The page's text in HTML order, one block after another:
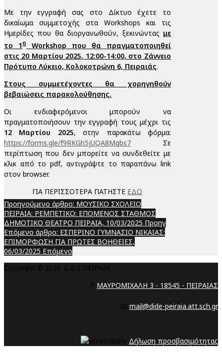
Με την εγγραφή σας στο Δίκτυο έχετε το
δικαίωμα συμμετοχής στα Workshops και τις
Ημερίδες που θα διοργανωθούν, ξεκινώντας με
το 1 ο
Workshop που θα πραγματοποιηθεί
στις 20 Μαρτίου 2025, 12:00-14:00, στο Ζάννειο
Πρότυπο Λύκειο, Κολοκοτρώνη 6, Πειραιάς.
Στους συμμετέχοντες θα χορηγηθούν
βεβαιώσεις παρακολούθησης.
Οι ενδιαφερόμενοι μπορούν να
πραγματοποιήσουν την εγγραφή τους μέχρι τις
12 Μαρτίου 2025, στην παρακάτω φόρμα:
https://forms.gle/f9RKGh5jUQA8Mqbs7 Σε
περίπτωση που δεν μπορείτε να συνδεθείτε με
κλικ από το pdf, αντιγράψτε το παραπάνω link
στον browser.
ΓΙΑ ΠΕΡΙΣΣΟΤΕΡΑ ΠΑΤΗΣΤΕ ΕΔΩ
Προηγούμενο άρθρο: ΜΟΥΣΙΚΟ ΣΧΟΛΕΙΟ
ΠΕΙΡΑΙΑ: ΡΕΜΠΕΤΙΚΟ: ΕΠΟΜΕΝΟΣ ΣΤΑΘΜΟΣ
ΔΗΜΟΤΙΚΟ ΘΕΑΤΡΟ ΠΕΙΡΑΙΑ, 10/03/2025 Προηγ
Επόμενο άρθρο: ΕΣΠΕΡΙΝΟ ΓΥΜΝΑΣΙΟ ΝΙΚΑΙΑΣ:
ΕΠΙΜΟΡΦΩΣΗ ΓΙΑ ΠΡΩΤΕΣ ΒΟΗΘΕΙΕΣ,
06/03/2025 Επόμενο
Copyright © 2026 Δ.Δ.Ε ΠΕΙΡΑΙΑ
📍 ΜΑΥΡΟΜΙΧΑΛΗ 3 - 18545 - ΠΕΙΡΑΙΑΣ
📧 mail@dide-peiraia.att.sch.gr
Δήλωση προσβασιμότητας